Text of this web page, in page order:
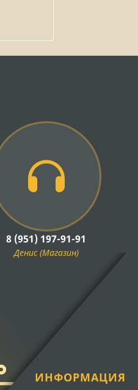
8 (951) 197-91-91
Денис (Магазин)
ИНФОРМАЦИЯ